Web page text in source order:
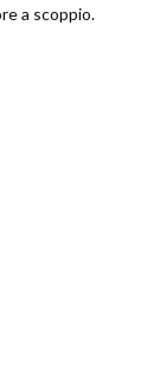
a scoppio.